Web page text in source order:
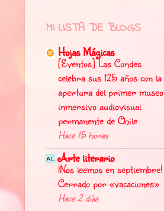
MI LISTA DE BLOGS
Hojas Mágicas
[Eventos] Las Condes
celebra sus 125 años con la
apertura del primer museo
inmersivo audiovisual
permanente de Chile
Hace 15 horas
Arte literario
¡Nos leemos en septiembre!
Cerrado por «vacaciones»
Hace 2 días